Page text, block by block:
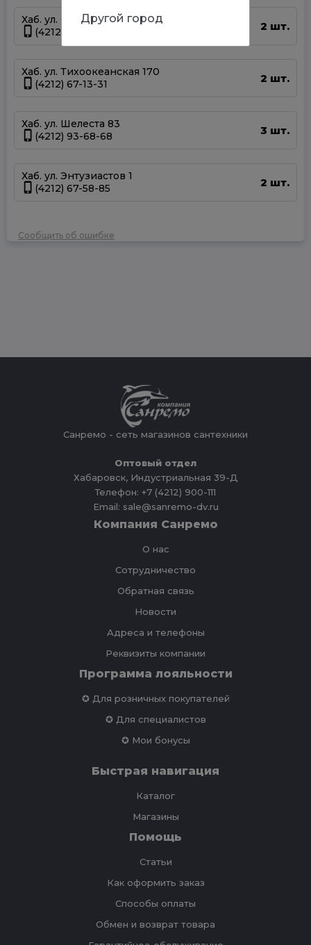
Хаб. ул. Суворова 45
(4212) 50-67-37
2 шт.
Хаб. ул. Тихоокеанская 170
(4212) 67-13-31
2 шт.
Хаб. ул. Шелеста 83
(4212) 93-68-68
3 шт.
Хаб. ул. Энтузиастов 1
(4212) 67-58-85
2 шт.
Сообщить об ошибке
Санремо - сеть магазинов сантехники
Оптовый отдел
Хабаровск, Индустриальная 39-Д
Телефон: +7 (4212) 900-111
Email: sale@sanremo-dv.ru
Компания Санремо
О нас
Сотрудничество
Обратная связь
Новости
Адреса и телефоны
Реквизиты компании
Программа лояльности
✪ Для розничных покупателей
✪ Для специалистов
✪ Мои бонусы
Быстрая навигация
Каталог
Магазины
Помощь
Статьи
Как оформить заказ
Способы оплаты
Обмен и возврат товара
Другой город